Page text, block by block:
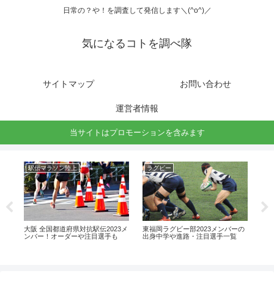
日常の？や！を調査して発信します＼(^o^)／
気になるコトを調べ隊
サイトマップ お問い合わせ
運営者情報
当サイトはプロモーションを含みます
駅伝マラソン陸上
大阪 全国都道府県対抗駅伝2023メ
ンバー！オーダーや注目選手も
ラグビー
東福岡ラグビー部2023メンバーの
出身中学や進路・注目選手一覧